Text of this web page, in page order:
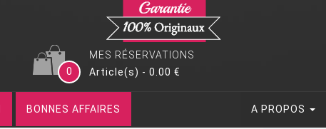
MES RÉSERVATIONS
0
Article(s) - 0.00 €
BONNES AFFAIRES A PROPOS